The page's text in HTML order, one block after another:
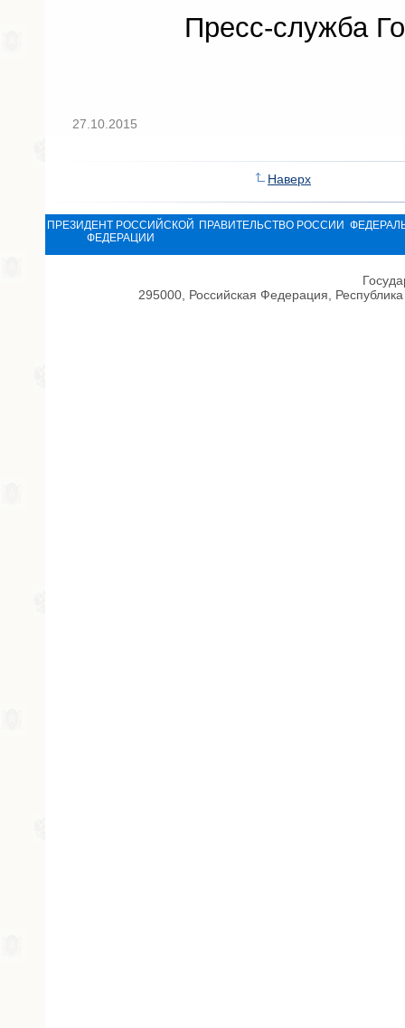
Пресс-служба
27.10.2015
Наверх
ПРЕЗИДЕНТ РОССИЙСКОЙ
ФЕДЕРАЦИИ
ПРАВИТЕЛЬСТВО РОССИИ
295000, Российская Федерация,